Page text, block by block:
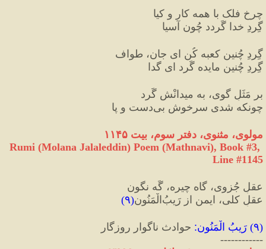
چرخِ فلک با همه کار و کیا
گِردِ خدا گَردد چُون آسیا
گِردِ چُنین کعبه کُن ای جان، طواف
گِردِ چُنین مایده گَرد ای گدا
بر مَثَلِ گوی، به میدانْش گَرد
چونکه شدی سرخوشِ بی‌دست و پا
مولوی، مثنوی، دفتر سوم، بیت ١١۴۵
Rumi (Molana Jalaleddin) Poem (Mathnavi), Book #3,
Line #1145
عقلِ جُزوی، گاه چیره، گَه نگون
عقلِ کلی، ایمن از رَیبُ‌الْمَنُون
(۹)
(۹) رَیبُ الْمَنُون: حوادث ناگوار روزگار
------------